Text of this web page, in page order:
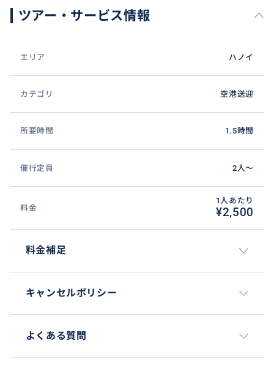
※お日にちの選択間違いがあった場合、キャンセルチ
ャージが適用されますので、ご了承ください。
ツアー・サービス情報
エリア ハノイ
カテゴリ 空港送迎
所要時間 1.5時間
催行定員 2人〜
料金
1人あたり
¥2,500
料金補足
キャンセルポリシー
よくある質問